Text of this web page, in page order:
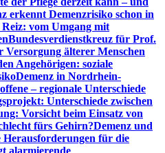
erkennt Demenzrisiko schon in
vom Umgang mit
Bundesverdienstkreuz für Prof.
älterer Menschen
Angehörigen: soziale
Demenz in Nordrhein-
– regionale Unterschiede
Unterschiede zwischen
Vorsicht beim Einsatz von
fürs Gehirn?Demenz und
Herausforderungen für die
alarmierende